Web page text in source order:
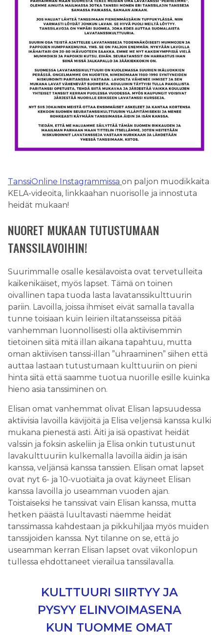
TanssiOnline Instagrammissa on paljon muodikkaita
KELA-videoita, linkkaahan nuorisolle ja innostuta
heidät mukaan!
NUORET MUKAAN TUTUSTUMAAN
TANSSILAVOIHIN!
Suurimmalle osalle kesälavoista ovat tervetulleita
kaikenikäiset, myös lapset. Tämä on toinen
oivallinen tapa tuoda lasta lavatanssikulttuurin
pariin. Lavoilla, joissa ihmiset eivät samalla tavalla
tunne toisiaan kuin leirien iltatansseissa pitää
vanhemman luonnollisesti olla aktiivisemmin
tietoinen siitä mitä illan aikana tapahtuu, mutta
oman aktiivisen tanssi-illan ”uhraaminen” siihen että
auttaa lastaan tutustumaan kulttuuriin on pieni
hinta siitä että saamme tuotua nuorille esille kuinka
hieno asia tanssiminen on.
Elisan omat vanhemmat olivat Elisan lapsuudessa
aktiivisia lavoilla kävijöitä ja Elisa veljensä kanssa kulki
mukana pienestä asti. Äiti ja isä opastivat heidät
valssin ja foksin askeliin ja Elisa onkin tutustunut
lavakulttuuriin kulkemalla lavoilla äidin ja isän
kanssa, veljänsä kanssa tanssien. Elisan omat lapset
ovat nyt 6- ja 10-vuotiaita ja ovat käyneet Elisan
kanssa lavoilla jo useamman vuoden ajan.
Toistaiseksi he tanssivat vain Elisan kanssa, mutta
hetken päästä luultavasti näemme heidät
tanssimassa kahdestaan ja pikkuhiljaa myös muiden
tanssijoiden kanssa. Nyt tilanne on se, että jo
useamman kerran Elisan lapset ovat viikonlopun
tullessa ehdottaneet vierailua tanssilavalla.
KULTTUURI SIIRTYY JA
PYSYY ELINVOIMASENA
KUN TUOMME OMAT